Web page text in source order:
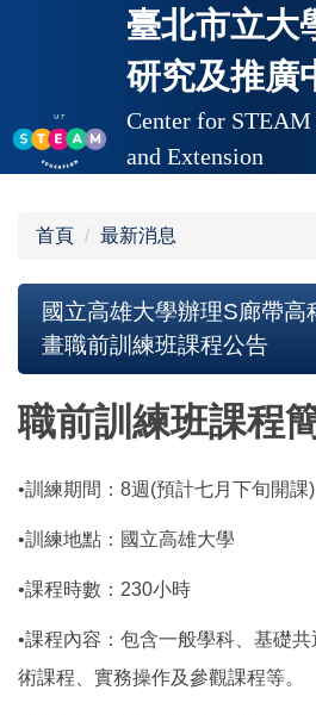
內
臺北市立大
研究及推廣
Center for STEAM
and Extension
首頁 最新消息
國立高雄大學辦理S廊帶
畫職前訓練班課程公告
職前訓練班課程
•訓練期間：8週(預計七月下旬開課)
•訓練地點：國立高雄大學
•課程時數：230小時
•課程內容：包含一般學科、基礎
術課程、實務操作及參觀課程等。